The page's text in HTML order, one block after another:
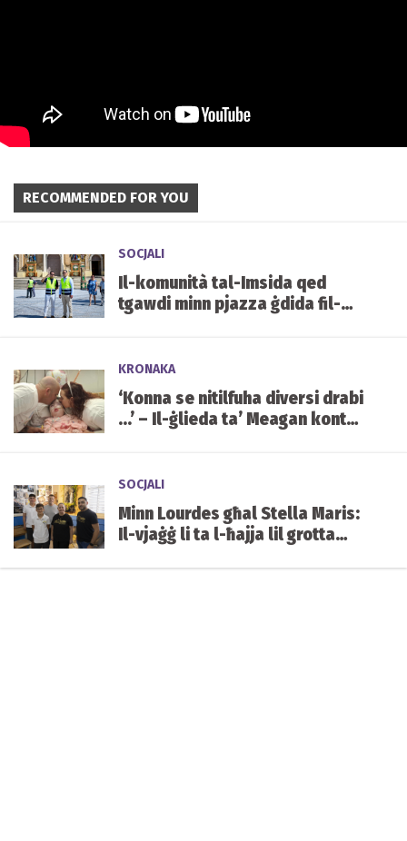
RECOMMENDED FOR YOU
SOCJALI
Il-komunità tal-Imsida qed
tgawdi minn pjazza ġdida fil-
KRONAKA
‘Konna se nitilfuha diversi drabi
...’ – Il-ġlieda ta’ Meagan kontra
SOCJALI
Minn Lourdes għal Stella Maris:
Il-vjaġġ li ta l-ħajja lil grotta